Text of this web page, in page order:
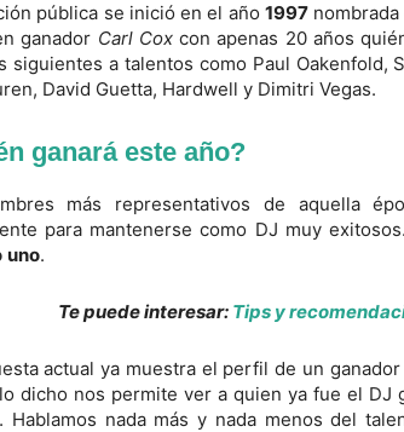
pública se inició en el año 1997
ganador Carl Coxcon apenas 20 años
siguientes a talentos como Paul Oakenfold,
David Guetta, Hardwell y Dimitri Vegas.
ganará este año?
más representativos de aquella
para mantenerse como DJ muy
uno.
Te puede interesar: Tips y
actual ya muestra el perfil de un
dicho nos permite ver a quien ya fue el DJ
Hablamos nada más y nada menos del